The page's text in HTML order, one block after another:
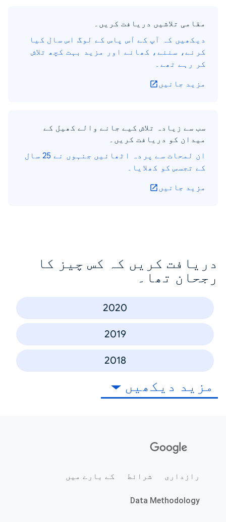
مقامی تلاشیں دریافت کریں۔
دیکھیں کہ آپ کے آس پاس کے لوگ اس سال کیا
کرنے، سننے، کھانے اور مزید بہت کچھ تلاش
کر رہے تھے۔
مزید جانیں
سب سے زیادہ تلاش کیے جانے والے کھیل کے
میدان کو دریافت کریں۔
ان لمحات سے پردہ اٹھائیں جنہوں نے 25 سال
کے تجسس کو کھلایا۔
مزید جانیں
دریافت کریں کہ کس چیز کا
رجحان تھا۔
2020
2019
2018
مزید دیکھیں
رازداری شرائط کے بارے میں
Data Methodology